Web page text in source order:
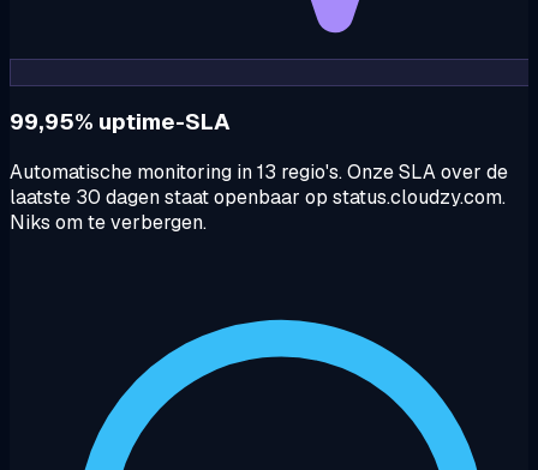
99,95% uptime-SLA
Automatische monitoring in 13 regio's. Onze SLA over de
laatste 30 dagen staat openbaar op status.cloudzy.com.
Niks om te verbergen.